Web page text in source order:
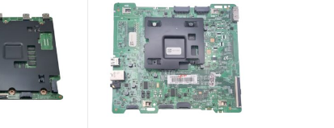
UN82MU8000FX